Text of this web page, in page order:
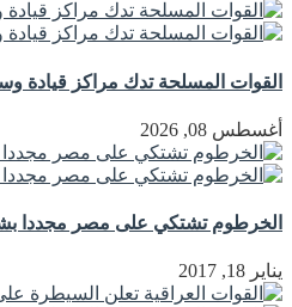
القوات المسلحة تدك مراكز قيادة
أغسطس 08, 2026
الخرطوم تشتكي على مصر مجددا
يناير 18, 2017